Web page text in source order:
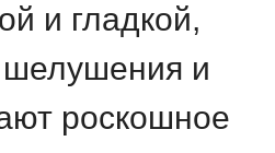
и гладкой,
шелушения и
роскошное